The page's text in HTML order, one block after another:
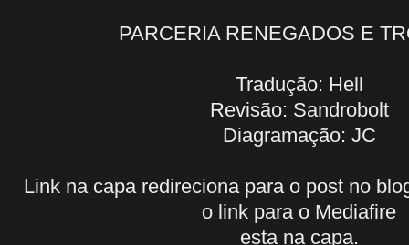
PARCERIA RENEGADOS E
Tradução: Hell
Revisão: Sandrobolt
Diagramação: JC
Link na capa redireciona para o post no
o link para o Mediafire
esta na capa.